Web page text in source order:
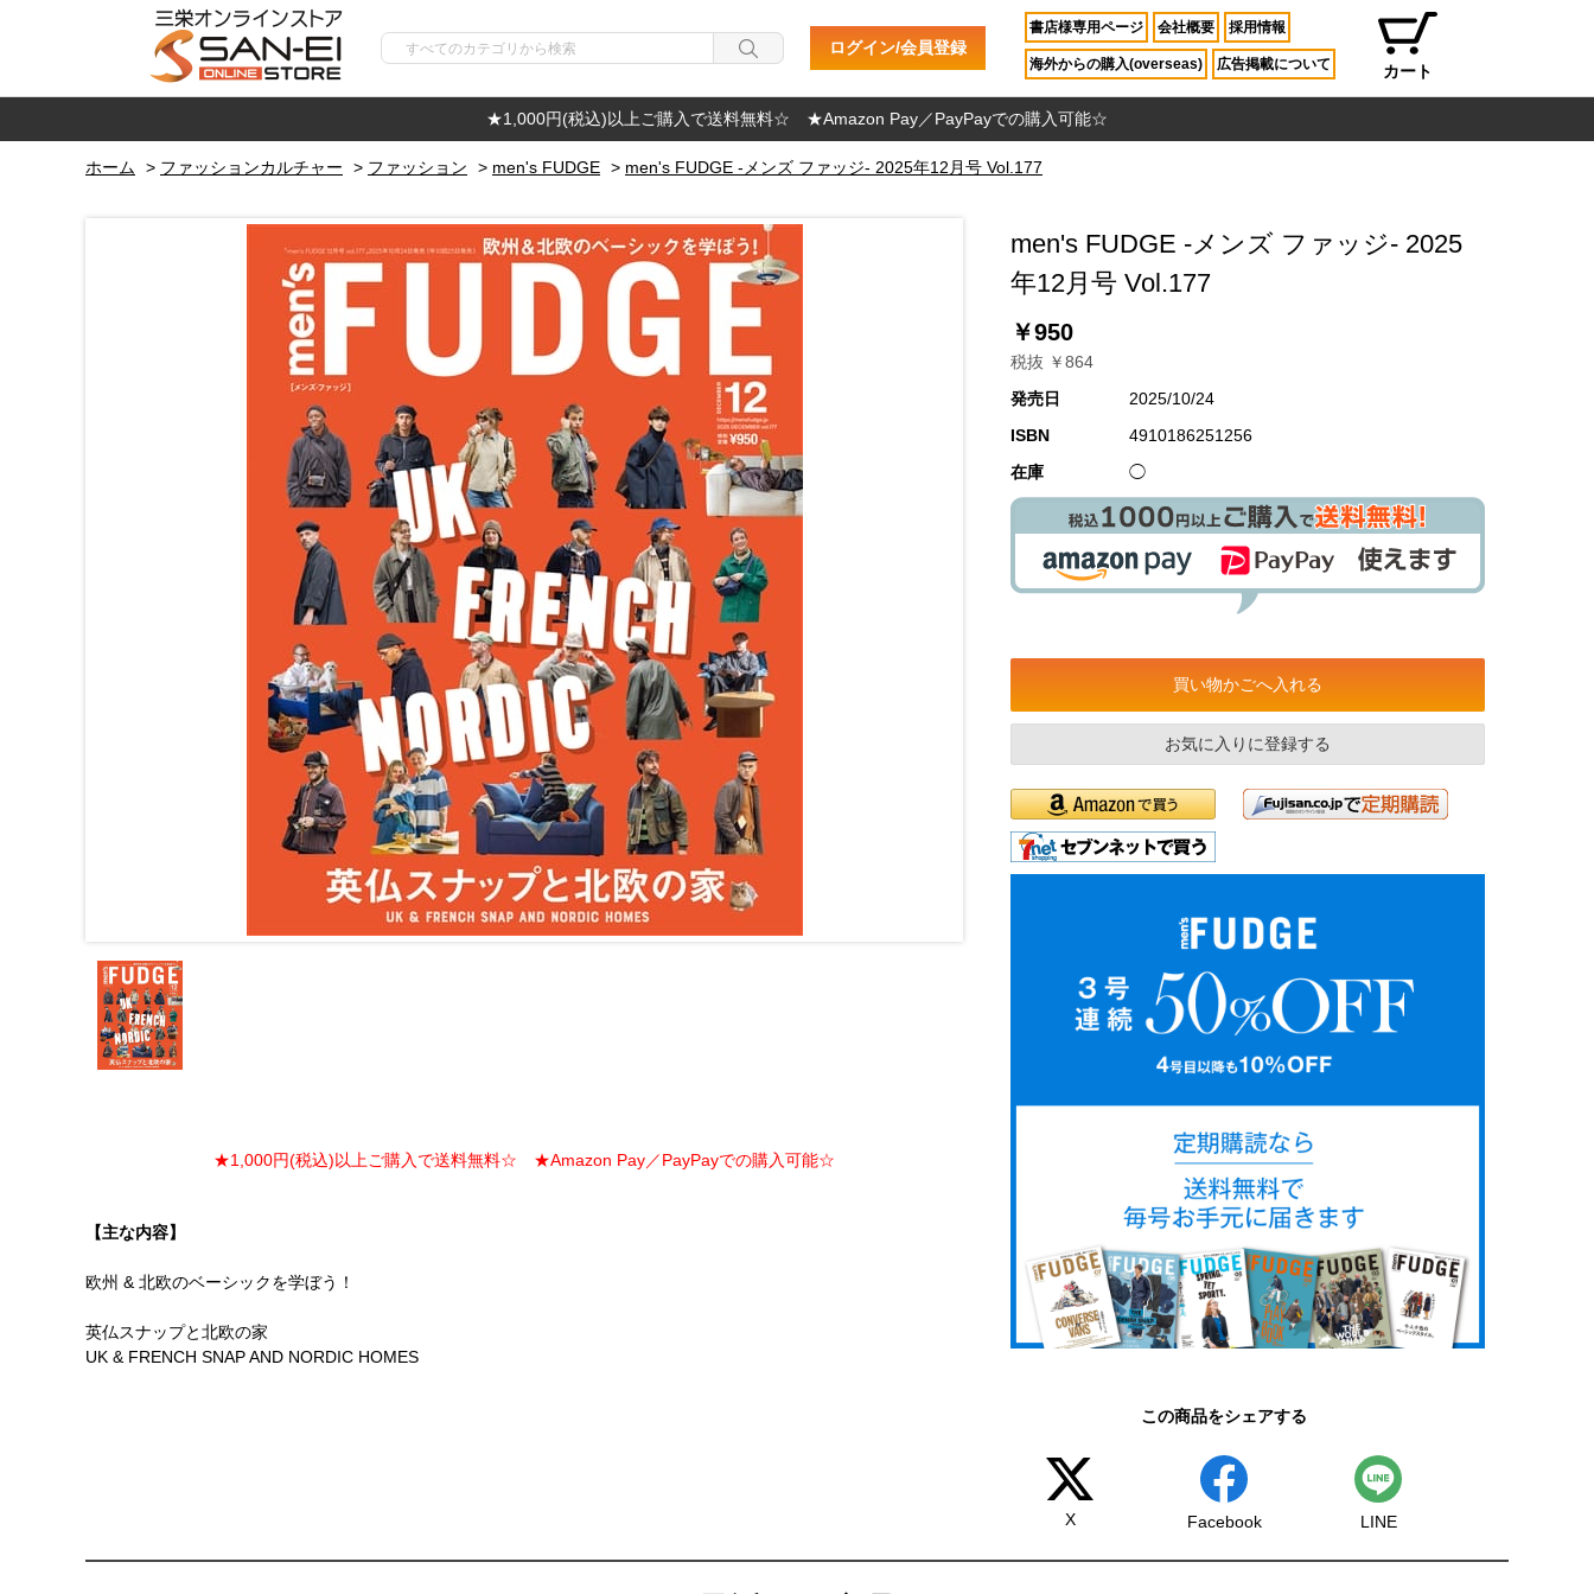
ログイン/会員登録
書店様専用ページ 会社概要 採用情報
海外からの購入(overseas) 広告掲載について カート
★1,000円(税込)以上ご購入で送料無料☆ ★Amazon Pay／PayPayでの購入可能☆
ホーム > ファッションカルチャー > ファッション > men's FUDGE > men's FUDGE -メンズ ファッジ- 2025年12月号 Vol.177
★1,000円(税込)以上ご購入で送料無料☆ ★Amazon Pay／PayPayでの購入可能☆
【主な内容】
欧州 & 北欧のベーシックを学ぼう！
英仏スナップと北欧の家
UK & FRENCH SNAP AND NORDIC HOMES
men's FUDGE -メンズ ファッジ- 2025
年12月号 Vol.177
￥950
税抜 ￥864
発売日
2025/10/24
ISBN
4910186251256
在庫
◯
買い物かごへ入れる
お気に入りに登録する
この商品をシェアする
X Facebook LINE